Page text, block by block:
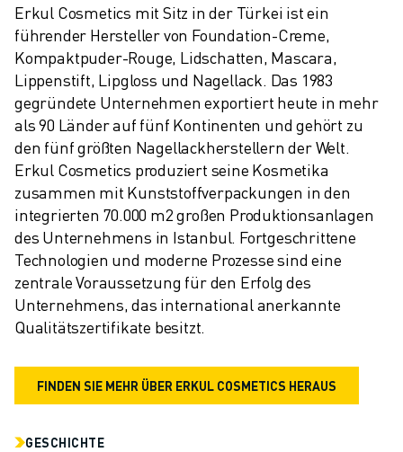
Erkul Cosmetics mit Sitz in der Türkei ist ein
führender Hersteller von Foundation-Creme,
Kompaktpuder-Rouge, Lidschatten, Mascara,
Lippenstift, Lipgloss und Nagellack. Das 1983
gegründete Unternehmen exportiert heute in mehr
als 90 Länder auf fünf Kontinenten und gehört zu
den fünf größten Nagellackherstellern der Welt.
Erkul Cosmetics produziert seine Kosmetika
zusammen mit Kunststoffverpackungen in den
integrierten 70.000 m2 großen Produktionsanlagen
des Unternehmens in Istanbul. Fortgeschrittene
Technologien und moderne Prozesse sind eine
zentrale Voraussetzung für den Erfolg des
Unternehmens, das international anerkannte
Qualitätszertifikate besitzt.
FINDEN SIE MEHR ÜBER ERKUL COSMETICS HERAUS
GESCHICHTE